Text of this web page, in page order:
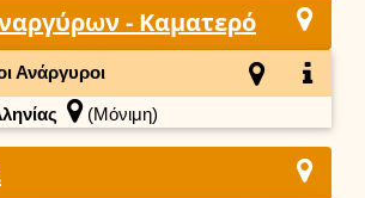
- Καματερό
Ανάργυροι
(Μόνιμη)